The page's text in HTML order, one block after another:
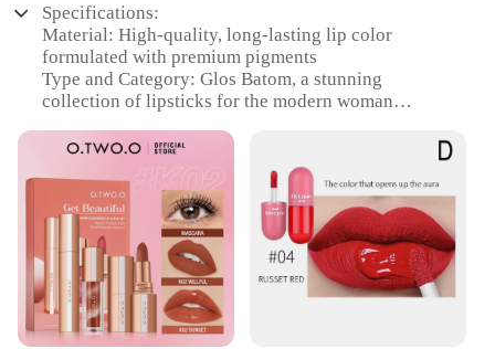
Specifications:
Material: High-quality, long-lasting lip color
formulated with premium pigments
Type and Category: Glos Batom, a stunning
collection of lipsticks for the modern woman
complements any makeup collection
Usage and Purpose: Perfect for enhancing your
natural beauty, ideal for everyday wear or special
occasions
Performance and Property: Smooth application with
a creamy finish that leaves lips feeling moisturized
Parts and Accessories: Comes with a matching lip
liner for a flawless, defined lip look
Features: